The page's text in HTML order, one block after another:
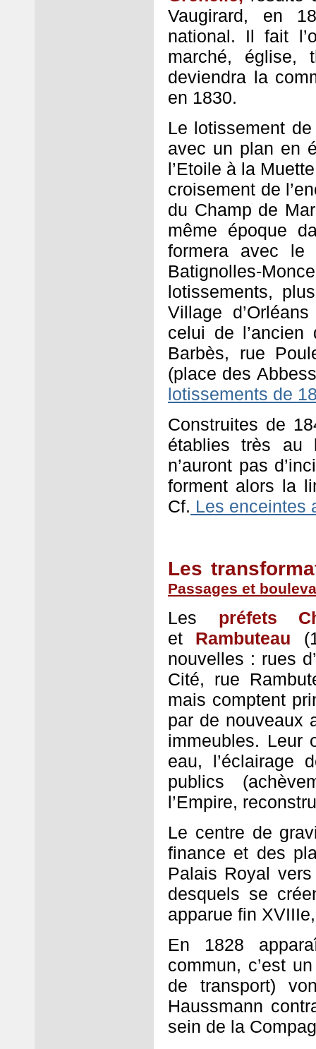
Vaugirard, en
national. Il fait
marché, église,
deviendra la
en 1830.
Le lotissement
avec un plan en
l’Etoile à la
croisement de
du Champ de
même époque
formera avec le
Batignolles-
lotissements,
Village
celui de l’ancien
Barbès, rue
(place des
lotissements de
Construites de
établies très au
n’auront pas
forment alors la
Cf. Les enceintes
Les
Passages et
Les
préfets
et
Rambuteau
nouvelles : rues
Cité, rue
mais comptent
par de nouveaux
immeubles. Leur
eau, l’éclairage
publics
l’Empire,
Le centre de
finance et des
Palais Royal
desquels se
apparue fin
En 1828
commun, c’est
de transport)
Haussmann
sein de la